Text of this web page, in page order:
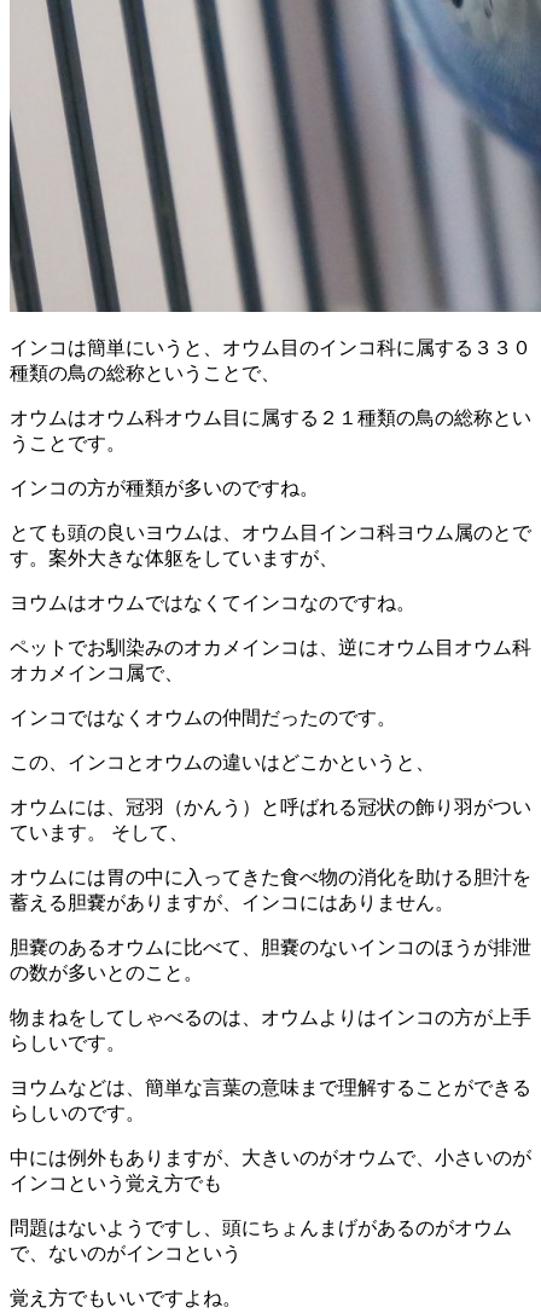
インコは簡単にいうと、オウム目のインコ科に属する３３０
種類の鳥の総称ということで、
オウムはオウム科オウム目に属する２１種類の鳥の総称とい
うことです。
インコの方が種類が多いのですね。
とても頭の良いヨウムは、オウム目インコ科ヨウム属のとで
す。案外大きな体躯をしていますが、
ヨウムはオウムではなくてインコなのですね。
ペットでお馴染みのオカメインコは、逆にオウム目オウム科
オカメインコ属で、
インコではなくオウムの仲間だったのです。
この、インコとオウムの違いはどこかというと、
オウムには、冠羽（かんう）と呼ばれる冠状の飾り羽がつい
ています。 そして、
オウムには胃の中に入ってきた食べ物の消化を助ける胆汁を
蓄える胆嚢がありますが、インコにはありません。
胆嚢のあるオウムに比べて、胆嚢のないインコのほうが排泄
の数が多いとのこと。
物まねをしてしゃべるのは、オウムよりはインコの方が上手
らしいです。
ヨウムなどは、簡単な言葉の意味まで理解することができる
らしいのです。
中には例外もありますが、大きいのがオウムで、小さいのが
インコという覚え方でも
問題はないようですし、頭にちょんまげがあるのがオウム
で、ないのがインコという
覚え方でもいいですよね。